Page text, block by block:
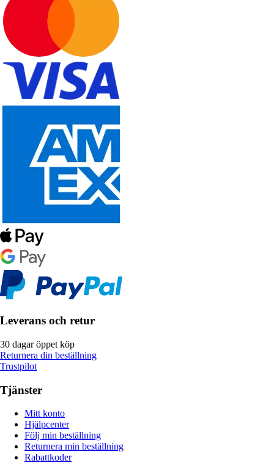
Leverans och retur
30 dagar öppet köp
Returnera din beställning
Trustpilot
Tjänster
Mitt konto
Hjälpcenter
Följ min beställning
Returnera min beställning
Rabattkoder